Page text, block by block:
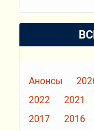
Анонсы
2022
2021
2017
2016